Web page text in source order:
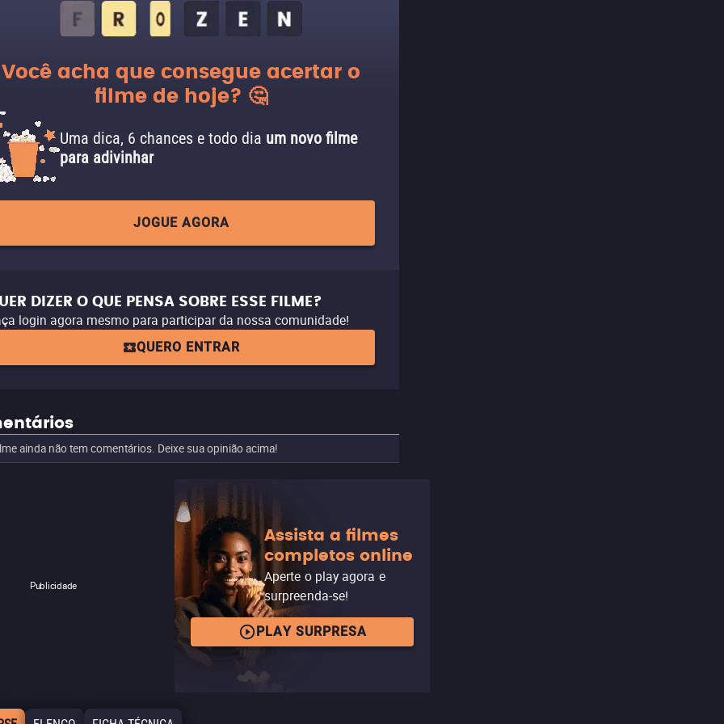
Você acha que consegue acertar o
filme de hoje? 🤔
Uma dica, 6 chances e todo dia um novo filme
para adivinhar
JOGUE AGORA
DIZER O QUE PENSA SOBRE ESSE FILME?
login agora mesmo para participar da nossa comunidade!
QUERO ENTRAR
ainda não tem comentários. Deixe sua opinião acima!
Publicidade
Assista a filmes
completos online
Aperte o play agora e
surpreenda-se!
PLAY SURPRESA